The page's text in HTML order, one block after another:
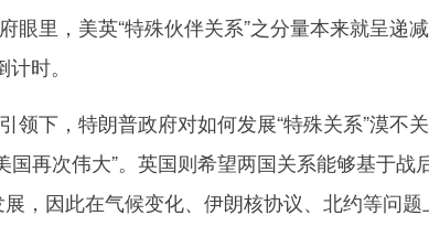
里，美英“特殊伙伴关系”之分量本来就呈递
时。
下，特朗普政府对如何发展“特殊关系”漠不
国再次伟大”。英国则希望两国关系能够基于战
，因此在气候变化、伊朗核协议、北约等问题